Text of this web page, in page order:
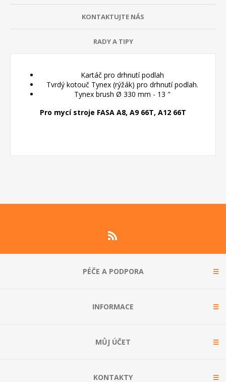
KONTAKTUJTE NÁS
RADY A TIPY
Kartáč pro drhnutí podlah
Tvrdý kotouč Tynex (rýžák) pro drhnutí podlah.
Tynex brush Ø 330 mm - 13 "
Pro mycí stroje FASA A8, A9 66T, A12 66T
PÉČE A PODPORA
INFORMACE
MŮJ ÚČET
KONTAKTY